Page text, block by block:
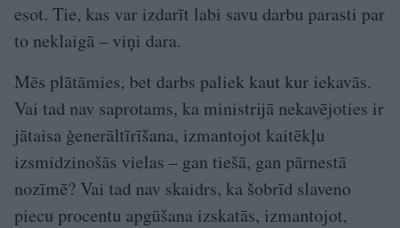
esot. Tie, kas var izdarīt labi savu darbu parasti par
to neklaigā – viņi dara.
Mēs plātāmies, bet darbs paliek kaut kur iekavās.
Vai tad nav saprotams, ka ministrijā nekavējoties ir
jātaisa ģenerāltīrīšana, izmantojot kaitēkļu
izsmidzinošās vielas – gan tiešā, gan pārnestā
nozīmē? Vai tad nav skaidrs, ka šobrīd slaveno
piecu procentu apgūšana izskatās, izmantojot,